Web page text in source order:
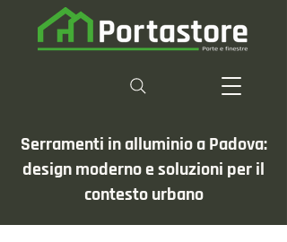
Serramenti in alluminio a Padova:
design moderno e soluzioni per il
contesto urbano